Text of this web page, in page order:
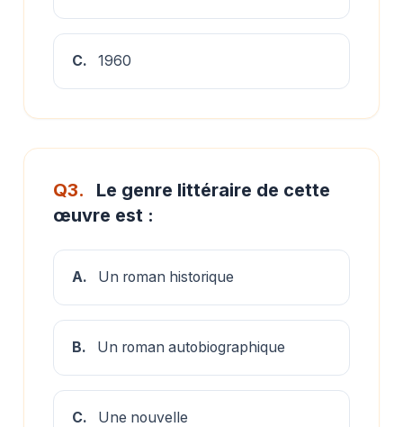
C. 1960
Q3.
Le genre littéraire de cette
œuvre est :
A. Un roman historique
B. Un roman autobiographique
C. Une nouvelle